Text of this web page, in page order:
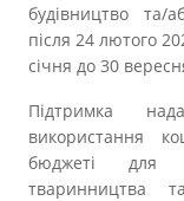
будівництво та/
після 24 лютого
січня до 30
Підтримка
використання
бюджеті для
тваринництва